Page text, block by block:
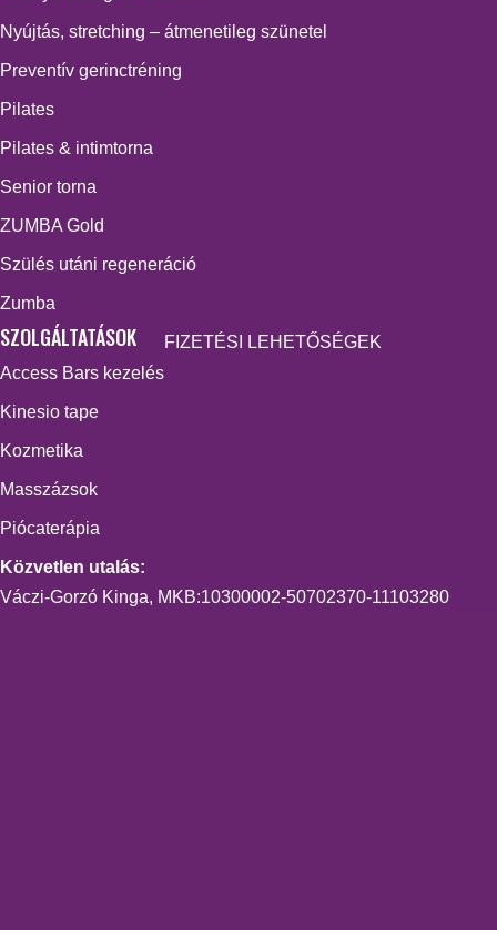
Nyújtás, stretching – átmenetileg szünetel
Preventív gerinctréning
Pilates
Pilates & intimtorna
Senior torna
ZUMBA Gold
Szülés utáni regeneráció
Zumba
SZOLGÁLTATÁSOK
Access Bars kezelés
Kinesio tape
Kozmetika
Masszázsok
Piócaterápia
FIZETÉSI LEHETŐSÉGEK
Közvetlen utalás:
Váczi-Gorzó Kinga, MKB:10300002-50702370-11103280